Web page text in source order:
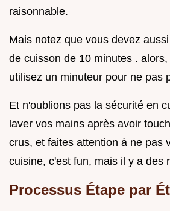
raisonnable.
Mais notez que vous devez
de cuisson de 10 minutes .
utilisez un minuteur pour ne pas
Et n'oublions pas la sécurité en
laver vos mains après avoir
crus, et faites attention à ne pas
cuisine, c'est fun, mais il y a des
Processus Étape par